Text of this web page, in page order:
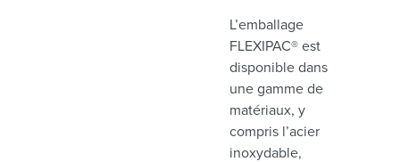
L’emballage
FLEXIPAC® est
disponible dans
une gamme de
matériaux, y
compris l’acier
inoxydable,